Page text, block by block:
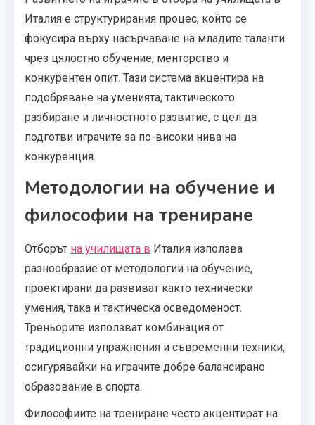
Италия е структурирания процес, който се
фокусира върху насърчаване на младите таланти
чрез цялостно обучение, менторство и
конкурентен опит. Тази система акцентира на
подобряване на уменията, тактическото
разбиране и личностното развитие, с цел да
подготви играчите за по-високи нива на
конкуренция.
Методологии на обучение и
философии на трениране
Отборът на училищата в Италия използва
разнообразие от методологии на обучение,
проектирани да развиват както технически
умения, така и тактическа осведоменост.
Треньорите използват комбинация от
традиционни упражнения и съвременни техники,
осигурявайки на играчите добре балансирано
образование в спорта.
Философиите на трениране често акцентират на